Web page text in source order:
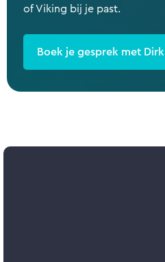
of Viking bij je past.
Boek je gesprek met Dirk